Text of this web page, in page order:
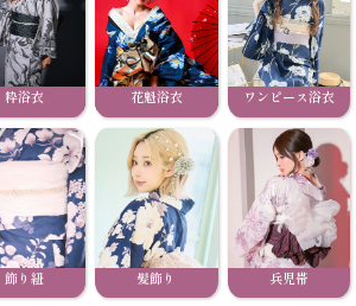
粋浴衣 花魁浴衣 ワンピース浴衣
飾り紐 髪飾り 兵児帯